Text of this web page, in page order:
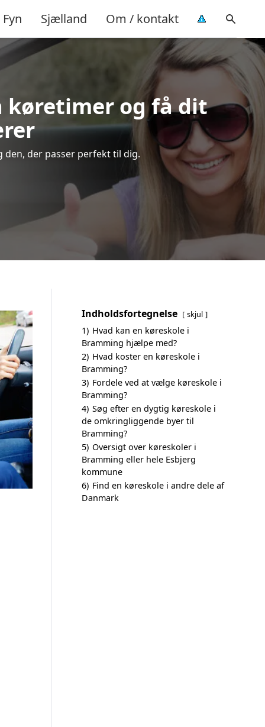
Fyn Sjælland Om / kontakt
køretimer og få dit
der passer perfekt til dig.
Indholdsfortegnelse skjul
1) Hvad kan en køreskole i
Bramming hjælpe med?
2) Hvad koster en køreskole i
Bramming?
3) Fordele ved at vælge køreskole i
Bramming?
4) Søg efter en dygtig køreskole i
de omkringliggende byer til
Bramming?
5) Oversigt over køreskoler i
Bramming eller hele Esbjerg
kommune
6) Find en køreskole i andre dele af
Danmark